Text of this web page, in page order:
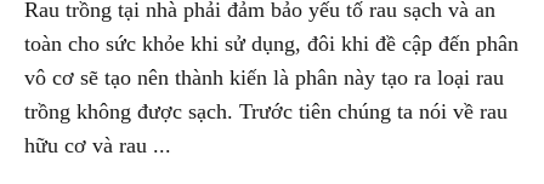
Rau trồng tại nhà phải đảm bảo yếu tố rau sạch và an
toàn cho sức khỏe khi sử dụng, đôi khi đề cập đến phân
vô cơ sẽ tạo nên thành kiến là phân này tạo ra loại rau
trồng không được sạch. Trước tiên chúng ta nói về rau
hữu cơ và rau ...